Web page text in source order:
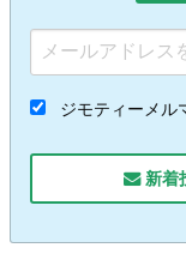
ジモティーメル
新着